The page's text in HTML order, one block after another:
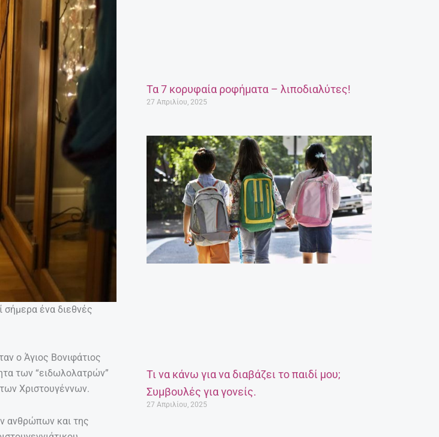
σήμερα ένα διεθνές
ο Άγιος Βονιφάτιος
των “ειδωλολατρών”
Χριστουγέννων.
ανθρώπων και της
Τα 7 κορυφαία ροφήματα – λιποδιαλύτες!
27 Απριλίου, 2025
Τι να κάνω για να διαβάζει το παιδί μου;
Συμβουλές για γονείς.
27 Απριλίου, 2025